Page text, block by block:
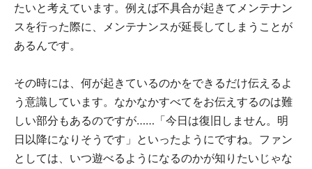
たいと考えています。例えば不具合が起きてメンテナン
スを行った際に、メンテナンスが延長してしまうことが
あるんです。
その時には、何が起きているのかをできるだけ伝えるよ
う意識しています。なかなかすべてをお伝えするのは難
しい部分もあるのですが……「今日は復旧しません。明
日以降になりそうです」といったようにですね。ファン
としては、いつ遊べるようになるのかが知りたいじゃな